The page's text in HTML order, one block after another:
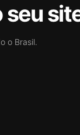
seu
o Brasil.